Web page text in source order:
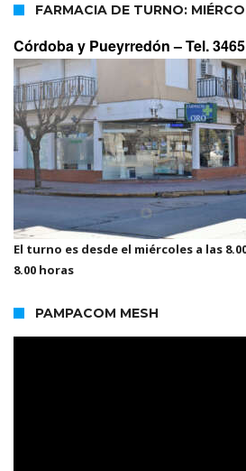
FARMACIA DE TURNO:
Córdoba y Pueyrredón –Tel.
El turno es desde el miércoles a las
8.00 horas
PAMPACOM MESH